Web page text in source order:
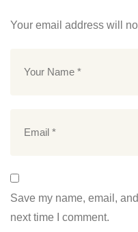
Your email address will
Save my name, email,
next time I comment.